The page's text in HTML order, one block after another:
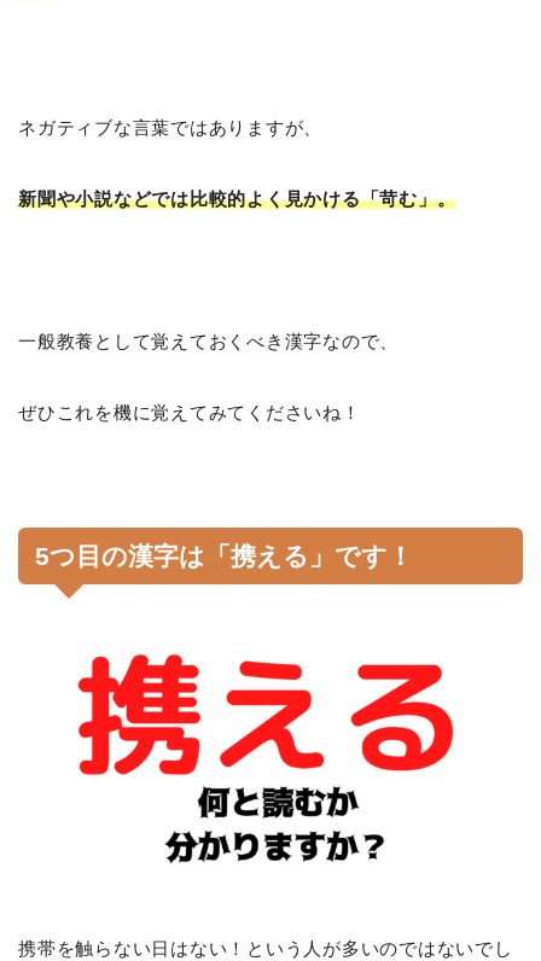
ネガティブな言葉ではありますが、
新聞や小説などでは比較的よく見かける「苛む」。
一般教養として覚えておくべき漢字なので、
ぜひこれを機に覚えてみてくださいね！
5つ目の漢字は「携える」です！
携帯を触らない日はない！という人が多いのではないでし